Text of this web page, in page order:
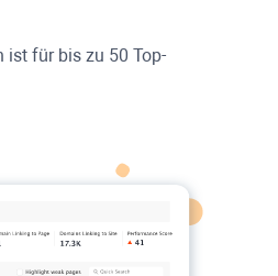
ist für bis zu 50 Top-